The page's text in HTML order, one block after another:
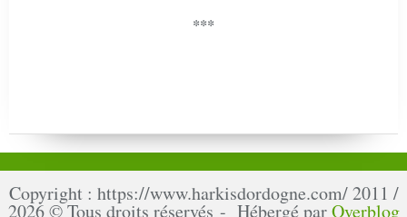
***
Copyright : https://www.harkisdordogne.com/ 2011 /
2026 © Tous droits réservés - Hébergé parOverblog